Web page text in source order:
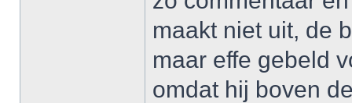
maakt niet uit, de
maar effe gebeld
omdat hij boven